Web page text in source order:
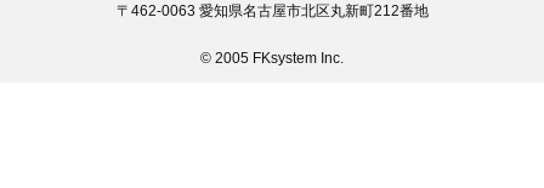
〒462-0063 愛知県名古屋市北区丸新町212番地
© 2005 FKsystem Inc.